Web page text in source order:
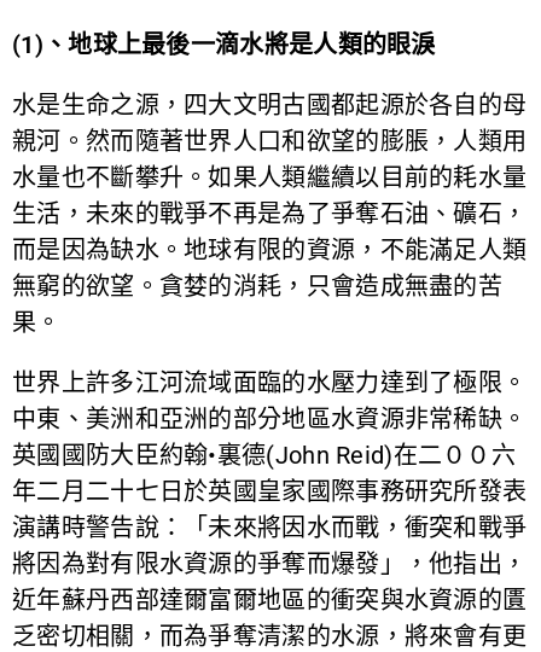
(1)、地球上最後一滴水將是人類的眼淚
水是生命之源，四大文明古國都起源於各自的母
親河。然而隨著世界人口和欲望的膨脹，人類用
水量也不斷攀升。如果人類繼續以目前的耗水量
生活，未來的戰爭不再是為了爭奪石油、礦石，
而是因為缺水。地球有限的資源，不能滿足人類
無窮的欲望。貪婪的消耗，只會造成無盡的苦
果。
世界上許多江河流域面臨的水壓力達到了極限。
中東、美洲和亞洲的部分地區水資源非常稀缺。
英國國防大臣約翰•裏德(John Reid)在二００六
年二月二十七日於英國皇家國際事務研究所發表
演講時警告說：「未來將因水而戰，衝突和戰爭
將因為對有限水資源的爭奪而爆發」，他指出，
近年蘇丹西部達爾富爾地區的衝突與水資源的匱
乏密切相關，而為爭奪清潔的水源，將來會有更